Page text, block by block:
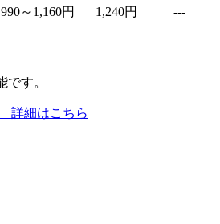
990～1,160円 1,240円 ---
す。
詳細はこちら